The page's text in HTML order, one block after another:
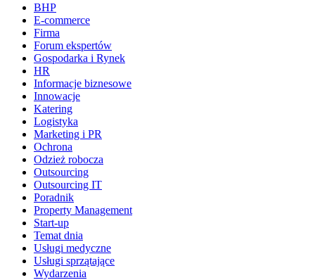
BHP
E-commerce
Firma
Forum ekspertów
Gospodarka i Rynek
HR
Informacje biznesowe
Innowacje
Katering
Logistyka
Marketing i PR
Ochrona
Odzież robocza
Outsourcing
Outsourcing IT
Poradnik
Property Management
Start-up
Temat dnia
Usługi medyczne
Usługi sprzątające
Wydarzenia